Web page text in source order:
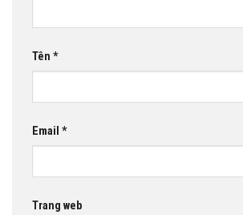
Tên *
Email *
Trang web